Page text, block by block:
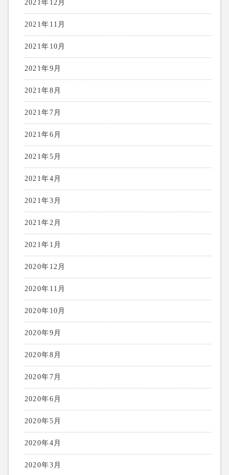
2021年12月
2021年11月
2021年10月
2021年9月
2021年8月
2021年7月
2021年6月
2021年5月
2021年4月
2021年3月
2021年2月
2021年1月
2020年12月
2020年11月
2020年10月
2020年9月
2020年8月
2020年7月
2020年6月
2020年5月
2020年4月
2020年3月